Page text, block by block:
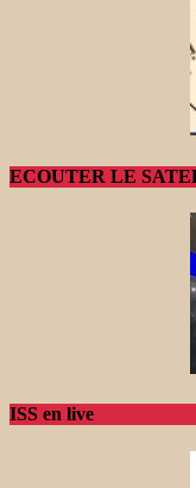
ECOUTER LE
ISS en live